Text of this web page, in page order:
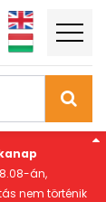
án,
nem történik